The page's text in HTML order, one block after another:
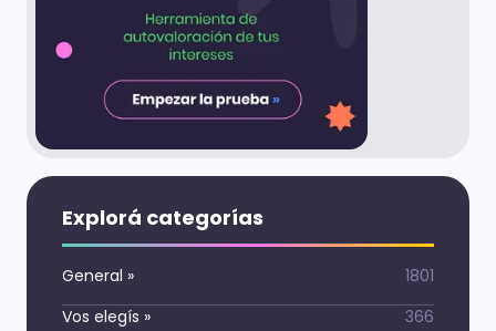
Explorá categorías
General »
1801
Vos elegís »
366